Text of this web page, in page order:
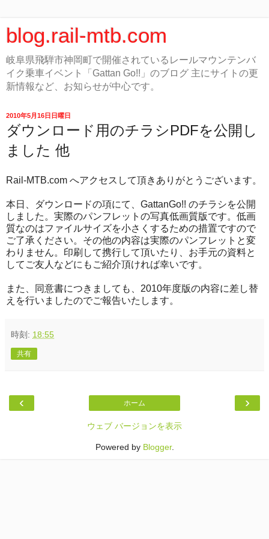
blog.rail-mtb.com
岐阜県飛騨市神岡町で開催されているレールマウンテンバ
イク乗車イベント「Gattan Go!!」のブログ 主にサイトの更
新情報など、お知らせが中心です。
2010年5月16日日曜日
ダウンロード用のチラシPDFを公開し
ました 他
Rail-MTB.com へアクセスして頂きありがとうございます。
本日、ダウンロードの項にて、GattanGo!! のチラシを公開
しました。実際のパンフレットの写真低画質版です。低画
質なのはファイルサイズを小さくするための措置ですので
ご了承ください。その他の内容は実際のパンフレットと変
わりません。印刷して携行して頂いたり、お手元の資料と
してご友人などにもご紹介頂ければ幸いです。
また、同意書につきましても、2010年度版の内容に差し替
えを行いましたのでご報告いたします。
時刻: 18:55
共有
‹ ›
ホーム
ウェブ バージョンを表示
Powered by Blogger.